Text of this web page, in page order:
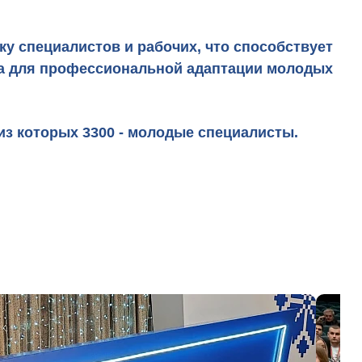
специалистов и рабочих, что способствует
для профессиональной адаптации молодых
которых 3300 - молодые специалисты.